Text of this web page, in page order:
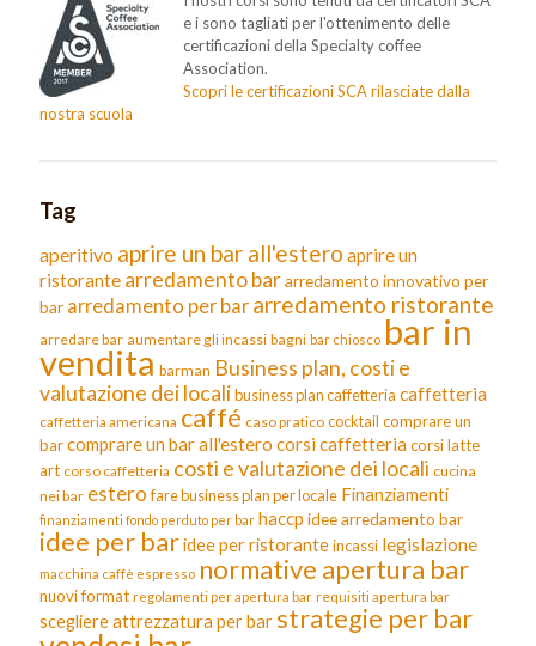
e i sono tagliati per l'ottenimento delle
certificazioni della Specialty coffee
Association.
Scopri le certificazioni SCA rilasciate dalla
nostra scuola
Tag
aperitivo aprire un bar all'estero aprire un
ristorante arredamento bararredamento innovativo per
bar arredamento per bar arredamento ristorante
arredare bar aumentare gli incassi bagni bar chiosco bar in
vendita barman Business plan, costi e
valutazione dei localibusiness plan caffetteria caffetteria
caffetteria americana caffé caso pratico cocktail comprare un
barcomprare un bar all'estero corsi caffetteriacorsi latte
art corso caffetteria costi e valutazione dei locali cucina
nei bar estero fare business plan per locale Finanziamenti
finanziamenti fondo perduto per bar haccp idee arredamento bar
idee per baridee per ristoranteincassi legislazione
macchina caffè espresso normative apertura bar
nuovi format regolamenti per apertura bar requisiti apertura bar
scegliere attrezzatura per bar strategie per bar